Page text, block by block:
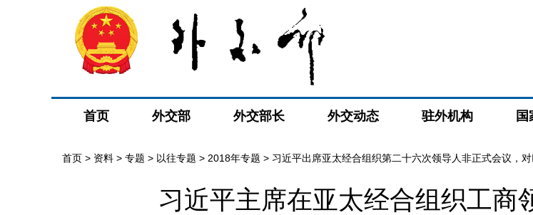
首页 外交部 外交部长 外交动态 驻外机构 国
首页 > 资料 > 专题 > 以往专题 > 2018年专题 > 习近平出席亚太经合组织第二十六次领导人非正式会议，
习近平主席在亚太经合组织工商